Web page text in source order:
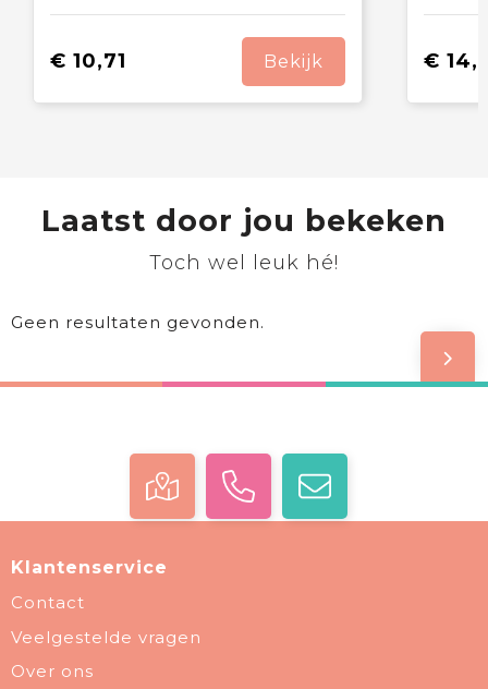
€ 10,71 Bekijk €
Laatst door jou bekeken
Toch wel leuk hé!
Geen resultaten gevonden.
Klantenservice
Contact
Veelgestelde vragen
Over ons